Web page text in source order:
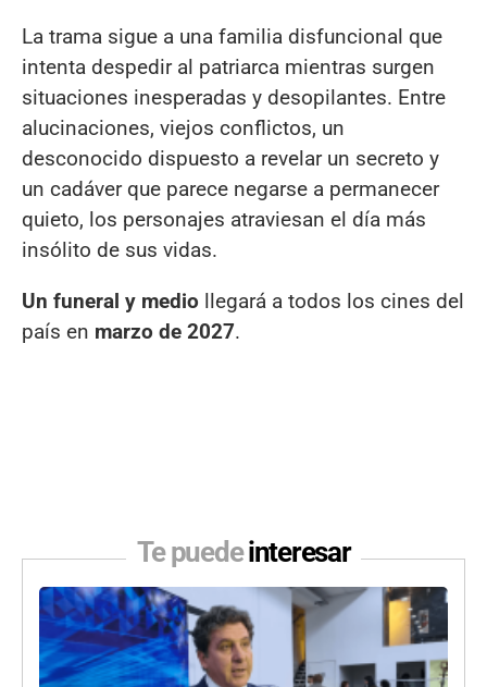
La trama sigue a una familia disfuncional que
intenta despedir al patriarca mientras surgen
situaciones inesperadas y desopilantes. Entre
alucinaciones, viejos conflictos, un
desconocido dispuesto a revelar un secreto y
un cadáver que parece negarse a permanecer
quieto, los personajes atraviesan el día más
insólito de sus vidas.
Un funeral y medio llegará a todos los cines del
país en marzo de 2027.
Te puedeinteresar